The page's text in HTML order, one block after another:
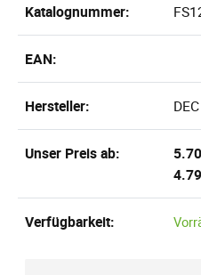
Katalognummer:
EAN:
Hersteller: DEC
Unser Preis ab:
Verfügbarkeit: